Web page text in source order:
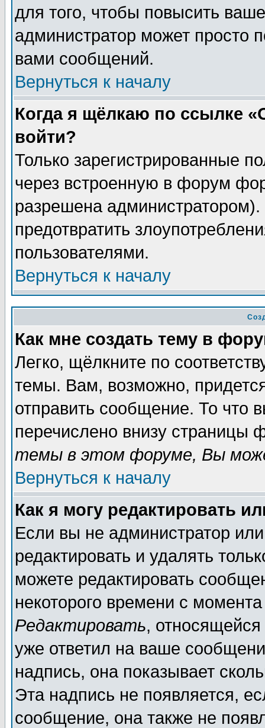
для того, чтобы повысить
администратор может просто
вами сообщений.
Вернуться к началу
Когда я щёлкаю по ссылке
войти?
Только зарегистрированные
через встроенную в форум
разрешена
предотвратить
пользователями.
Вернуться к началу
Как мне создать тему в
Легко, щёлкните по
темы. Вам, возможно,
отправить сообщение. То что
перечислено внизу страницы
темы в этом форуме, Вы
Вернуться к началу
Как я могу редактировать
Если вы не администратор
редактировать и удалять
можете редактировать
некоторого времени с
Редактировать,
уже ответил на ваше
надпись, она показывает
Эта надпись не появляется,
сообщение, она также не